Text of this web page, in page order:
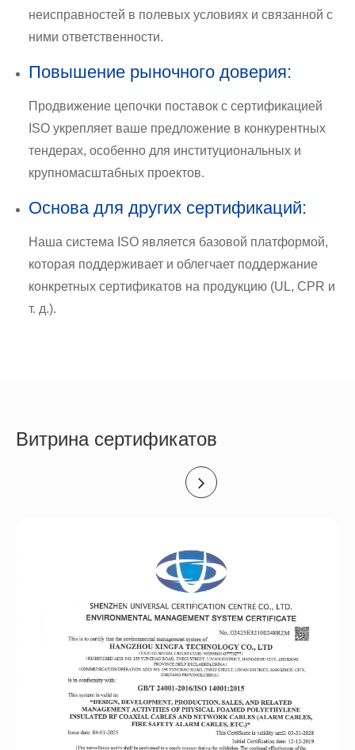
неисправностей в полевых условиях и связанной с
ними ответственности.
Повышение рыночного доверия:
Продвижение цепочки поставок с сертификацией
ISO укрепляет ваше предложение в конкурентных
тендерах, особенно для институциональных и
крупномасштабных проектов.
Основа для других сертификаций:
Наша система ISO является базовой платформой,
которая поддерживает и облегчает поддержание
конкретных сертификатов на продукцию (UL, CPR и
т. д.).
Витрина сертификатов